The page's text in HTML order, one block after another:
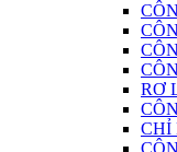
RƠ
CHỈ